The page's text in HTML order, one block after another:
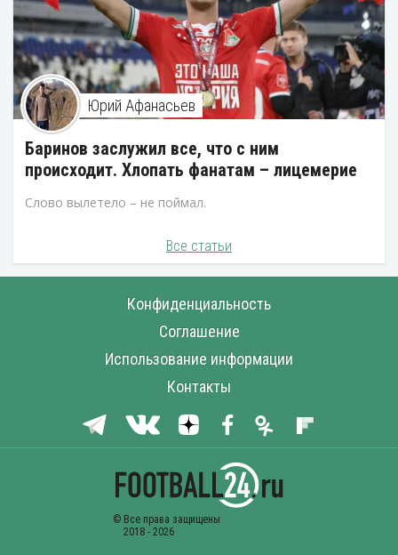
Юрий Афанасьев
Баринов заслужил все, что с ним
происходит. Хлопать фанатам – лицемерие
Слово вылетело – не поймал.
Все статьи
Конфиденциальность
Соглашение
Использование информации
Контакты